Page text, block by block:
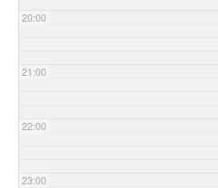
20:00
21:00
22:00
23:00